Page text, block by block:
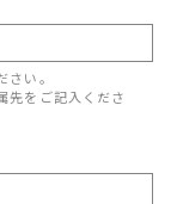
い。
先をご記入くださ